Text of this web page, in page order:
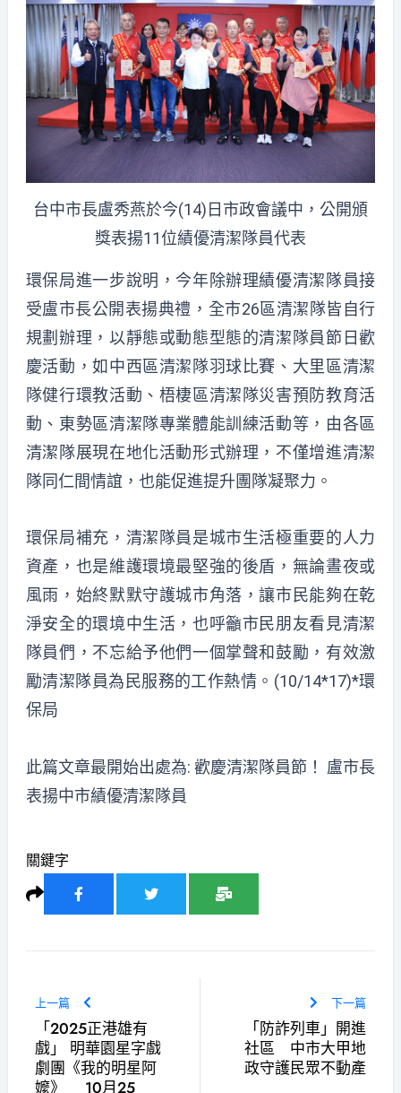
台中市長盧秀燕於今(14)日市政會議中，公開頒
獎表揚11位績優清潔隊員代表
環保局進一步說明，今年除辦理績優清潔隊員接
受盧市長公開表揚典禮，全市26區清潔隊皆自行
規劃辦理，以靜態或動態型態的清潔隊員節日歡
慶活動，如中西區清潔隊羽球比賽、大里區清潔
隊健行環教活動、梧棲區清潔隊災害預防教育活
動、東勢區清潔隊專業體能訓練活動等，由各區
清潔隊展現在地化活動形式辦理，不僅增進清潔
隊同仁間情誼，也能促進提升團隊凝聚力。
環保局補充，清潔隊員是城市生活極重要的人力
資產，也是維護環境最堅強的後盾，無論晝夜或
風雨，始終默默守護城市角落，讓市民能夠在乾
淨安全的環境中生活，也呼籲市民朋友看見清潔
隊員們，不忘給予他們一個掌聲和鼓勵，有效激
勵清潔隊員為民服務的工作熱情。(10/14*17)*環
保局
此篇文章最開始出處為: 歡慶清潔隊員節！ 盧市長
表揚中市績優清潔隊員
關鍵字
上一篇
「2025正港雄有
戲」 明華園星字戲
劇團《我的明星阿
嬤》 10月25
下一篇
「防詐列車」開進
社區 中市大甲地
政守護民眾不動產